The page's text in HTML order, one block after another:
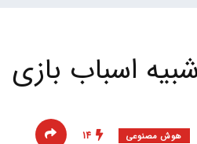
اسباب بازی
هوش مصنوعی
14